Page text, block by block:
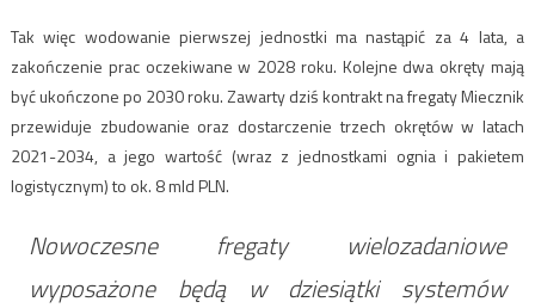
Tak więc wodowanie pierwszej jednostki ma nastąpić za 4 lata, a
zakończenie prac oczekiwane w 2028 roku. Kolejne dwa okręty mają
być ukończone po 2030 roku. Zawarty dziś kontrakt na fregaty Miecznik
przewiduje zbudowanie oraz dostarczenie trzech okrętów w latach
2021-2034, a jego wartość (wraz z jednostkami ognia i pakietem
logistycznym) to ok. 8 mld PLN.
Nowoczesne fregaty wielozadaniowe
wyposażone będą w dziesiątki systemów